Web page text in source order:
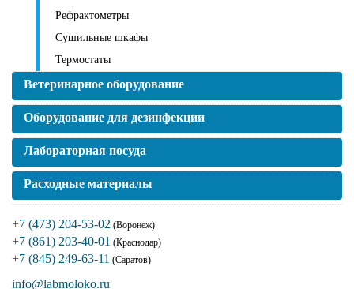
Рефрактометры
Сушильные шкафы
Термостаты
Ветеринарное оборудование
Оборудование для дезинфекции
Лабораторная посуда
Расходные материалы
+7 (473) 204-53-02 (Воронеж)
+7 (861) 203-40-01 (Краснодар)
+7 (845) 249-63-11 (Саратов)
info@labmoloko.ru